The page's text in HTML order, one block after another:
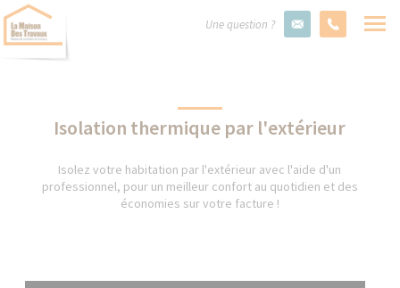
Une question ?
Isolation thermique par l'extérieur
Isolez votre habitation par l'extérieur avec l'aide d'un
professionnel, pour un meilleur confort au quotidien et des
économies sur votre facture !